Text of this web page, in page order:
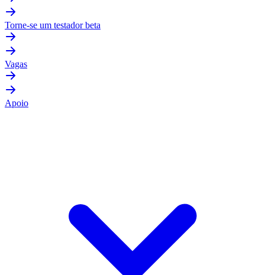
Torne-se um testador beta
Vagas
Apoio